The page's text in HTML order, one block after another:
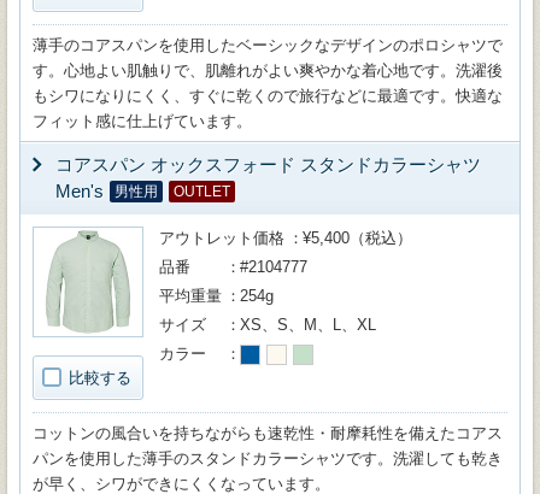
薄手のコアスパンを使用したベーシックなデザインのポロシャツで
す。心地よい肌触りで、肌離れがよい爽やかな着心地です。洗濯後
もシワになりにくく、すぐに乾くので旅行などに最適です。快適な
フィット感に仕上げています。
コアスパン オックスフォード スタンドカラーシャツ
Men's
男性用 OUTLET
比較する
アウトレット価格
¥5,400（税込）
品番
#2104777
平均重量
254g
サイズ
XS、S、M、L、XL
カラー
コットンの風合いを持ちながらも速乾性・耐摩耗性を備えたコアス
パンを使用した薄手のスタンドカラーシャツです。洗濯しても乾き
が早く、シワができにくくなっています。